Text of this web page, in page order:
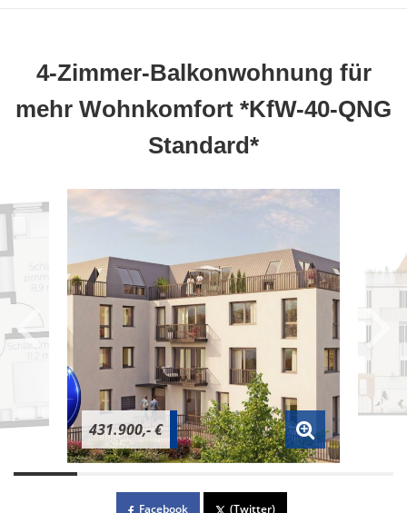
4-Zimmer-Balkonwohnung für
mehr Wohnkomfort *KfW-40-QNG
Standard*
431.900,- €
Facebook (Twitter)